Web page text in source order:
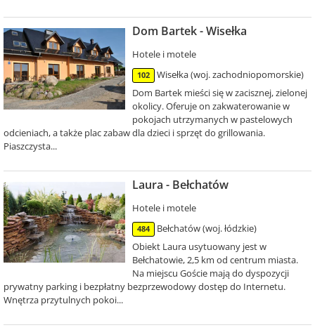
Dom Bartek - Wisełka
Hotele i motele
102
Wisełka (woj. zachodniopomorskie)
Dom Bartek mieści się w zacisznej, zielonej
okolicy. Oferuje on zakwaterowanie w
pokojach utrzymanych w pastelowych
odcieniach, a także plac zabaw dla dzieci i sprzęt do grillowania.
Piaszczysta...
Laura - Bełchatów
Hotele i motele
484
Bełchatów (woj. łódzkie)
Obiekt Laura usytuowany jest w
Bełchatowie, 2,5 km od centrum miasta.
Na miejscu Goście mają do dyspozycji
prywatny parking i bezpłatny bezprzewodowy dostęp do Internetu.
Wnętrza przytulnych pokoi...